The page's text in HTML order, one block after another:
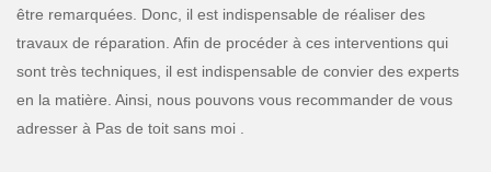
être remarquées. Donc, il est indispensable de réaliser des
travaux de réparation. Afin de procéder à ces interventions qui
sont très techniques, il est indispensable de convier des experts
en la matière. Ainsi, nous pouvons vous recommander de vous
adresser à Pas de toit sans moi .